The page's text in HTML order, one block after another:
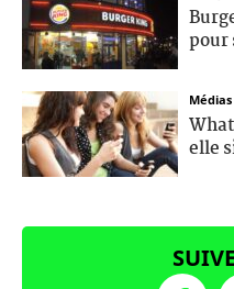
pour
Médias
elle